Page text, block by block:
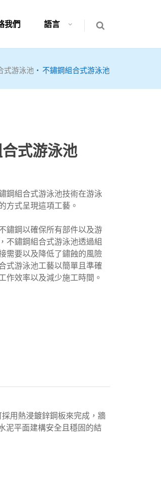
我們 語言
式游泳池 不鏽鋼組合式游泳池
式游泳池
鋼組合式游泳池技術在游泳
方式呈現這項工藝。
鏽鋼以確保所有部件以及游
不鏽鋼組合式游泳池透過組
需要以及降低了鏽蝕的風險
式游泳池工藝以簡單且準確
作效率以及減少施工時間。
用熱浸鍍鋅鋼板來完成，牆
泥平面建構安全且穩固的結